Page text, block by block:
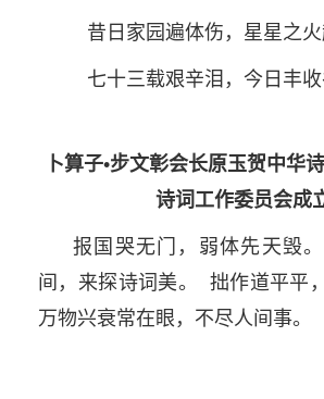
昔日家园遍体伤，星星之火
七十三载艰辛泪，今日丰收
卜算子•步文彰会长原玉贺中华
诗词工作委员会成
报国哭无门，弱体先天毁
间，来探诗词美。 拙作道平平
万物兴衰常在眼，不尽人间事。